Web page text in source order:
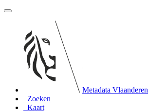
Metadata Vlaanderen
Zoeken
Kaart